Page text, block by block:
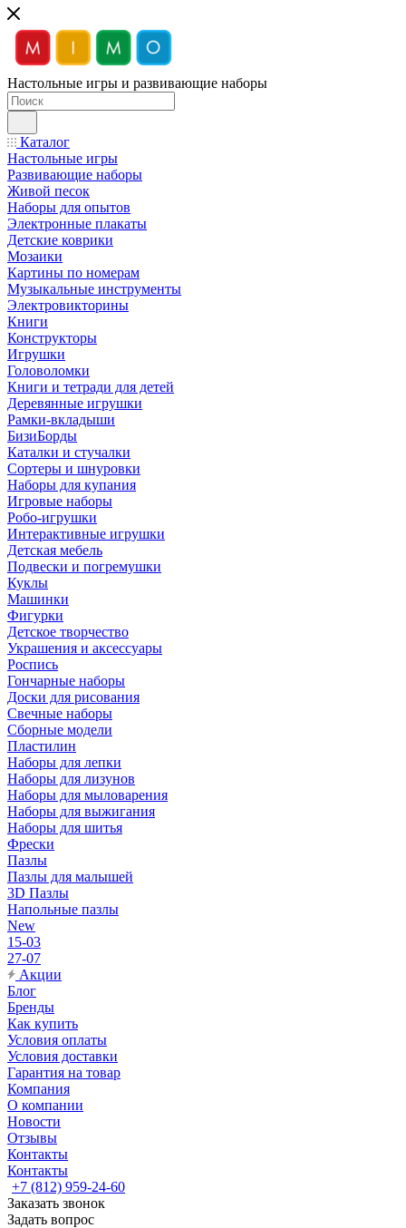
Настольные игры и развивающие наборы
Каталог
Настольные игры
Развивающие наборы
Живой песок
Наборы для опытов
Электронные плакаты
Детские коврики
Мозаики
Картины по номерам
Музыкальные инструменты
Электровикторины
Книги
Конструкторы
Игрушки
Головоломки
Книги и тетради для детей
Деревянные игрушки
Рамки-вкладыши
БизиБорды
Каталки и стучалки
Сортеры и шнуровки
Наборы для купания
Игровые наборы
Робо-игрушки
Интерактивные игрушки
Детская мебель
Подвески и погремушки
Куклы
Машинки
Фигурки
Детское творчество
Украшения и аксессуары
Роспись
Гончарные наборы
Доски для рисования
Свечные наборы
Сборные модели
Пластилин
Наборы для лепки
Наборы для лизунов
Наборы для мыловарения
Наборы для выжигания
Наборы для шитья
Фрески
Пазлы
Пазлы для малышей
3D Пазлы
Напольные пазлы
New
15-03
27-07
Акции
Блог
Бренды
Как купить
Условия оплаты
Условия доставки
Гарантия на товар
Компания
О компании
Новости
Отзывы
Контакты
Контакты
+7 (812) 959-24-60
Заказать звонок
Задать вопрос